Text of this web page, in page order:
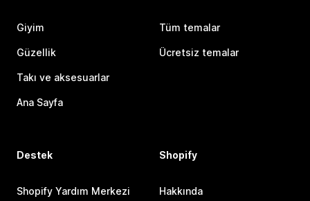
Giyim
Güzellik
Takı ve aksesuarlar
Ana Sayfa
Tüm temalar
Ücretsiz temalar
Destek
Shopify Yardım Merkezi
Shopify
Hakkında